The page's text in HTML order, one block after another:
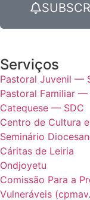
Serviços
Pastoral Juvenil —
Pastoral Familiar —
Catequese — SDC
Centro de Cultura
Seminário
Cáritas de Leiria
Ondjoyetu
Comissão Para a
Vulneráveis